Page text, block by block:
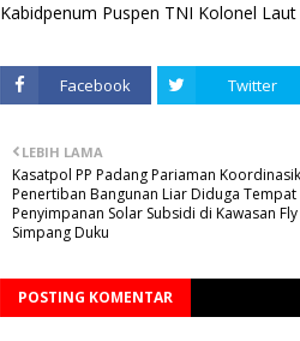
Kabidpenum Puspen TNI Kolonel
Facebook Twitter
LEBIH LAMA
Kasatpol PP Padang Pariaman
Penertiban Bangunan Liar Diduga Tempat
Penyimpanan Solar Subsidi di Kawasan
Simpang Duku
POSTING KOMENTAR